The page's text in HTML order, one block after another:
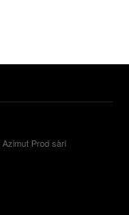
Azimut Prod sàrl